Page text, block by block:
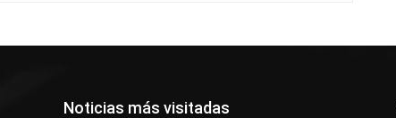
Noticias más visitadas